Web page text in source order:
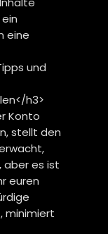
eine
und
h3>
Konto
stellt den
aber es ist
euren
minimiert